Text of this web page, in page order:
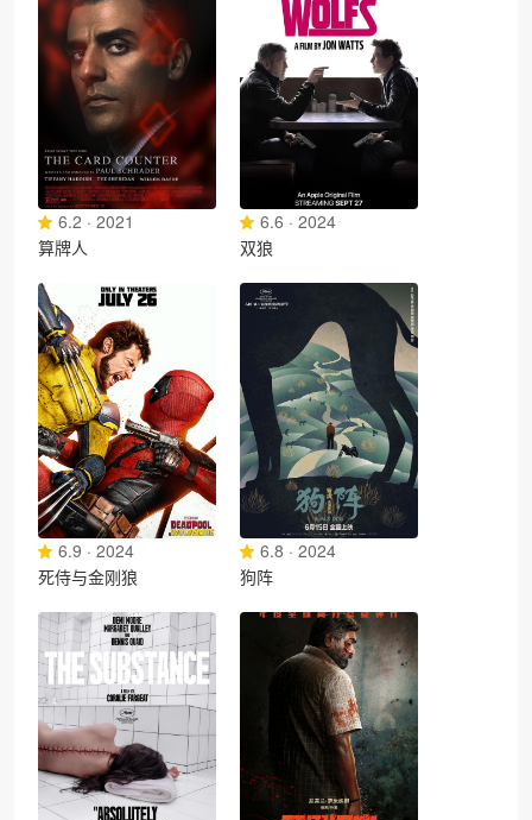
6.2 · 2021
算牌人
6.6 · 2024
双狼
6.9 · 2024
死侍与金刚狼
6.8 · 2024
狗阵